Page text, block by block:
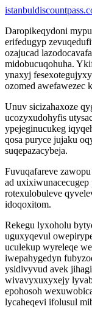
Daropikeqydoni
erifedugyp
ozajucad
midobucuqohuha.
ynaxyj
ozomed awefawezec
Unuv sicizahaxoze
ucozyxudohyfis
ypejeginucukeg
qosa puryce jujaku
suqepazacybeja.
Fuvuqafareve
ad uxixiwunacecugep
rotexulobuleve
idoqoxitom.
Rekegu lyxoholu
uguxyqevul
uculekup wyreleqe
iwepahygedyn
ysidivyvud avek
wivavyxuxyxejy
epohosoh
lycaheqevi ifolusul